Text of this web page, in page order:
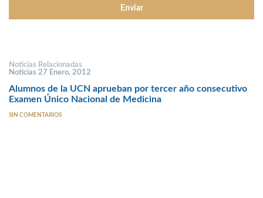
Noticias Relacionadas
Noticias 27 Enero, 2012
Alumnos de la UCN aprueban por tercer año consecutivo
Examen Único Nacional de Medicina
SIN COMENTARIOS